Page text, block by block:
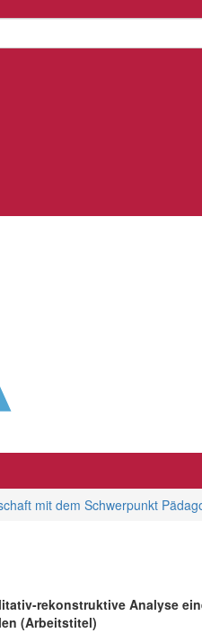
mit dem Schwerpunkt
rekonstruktive Analyse
(Arbeitstitel)